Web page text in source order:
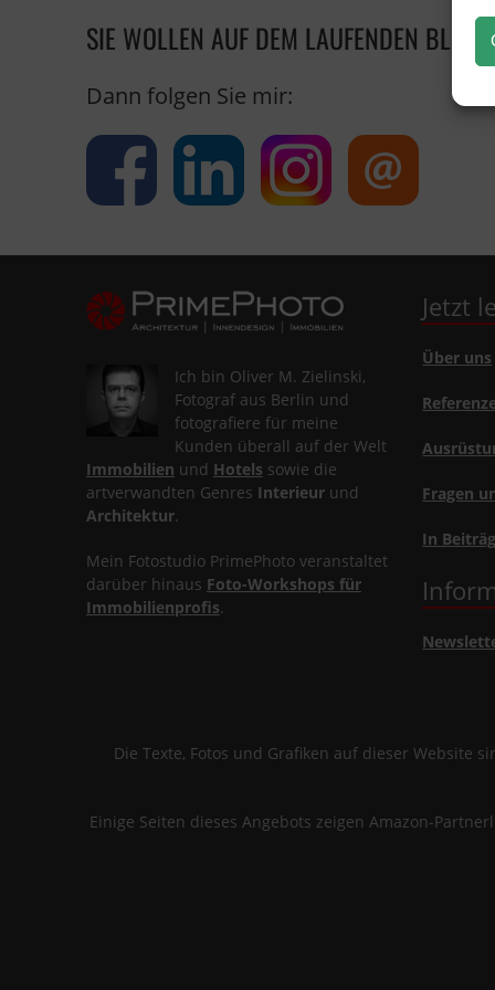
SIE WOLLEN AUF DEM LAUFENDEN
Dann folgen Sie mir:
Ich bin Oliver M. Zielinski,
Fotograf aus Berlin und
fotografiere für meine
Kunden überall auf der Welt
Immobilien und Hotels sowie die
artverwandten Genres Interieurund
Architektur.
Mein Fotostudio PrimePhoto veranstaltet
darüber hinaus Foto-Workshops für
Immobilienprofis.
Jetzt
Über uns
Fragen
In
Die Texte, Fotos und Grafiken auf dieser
Einige Seiten dieses Angebots zeigen Amazon-